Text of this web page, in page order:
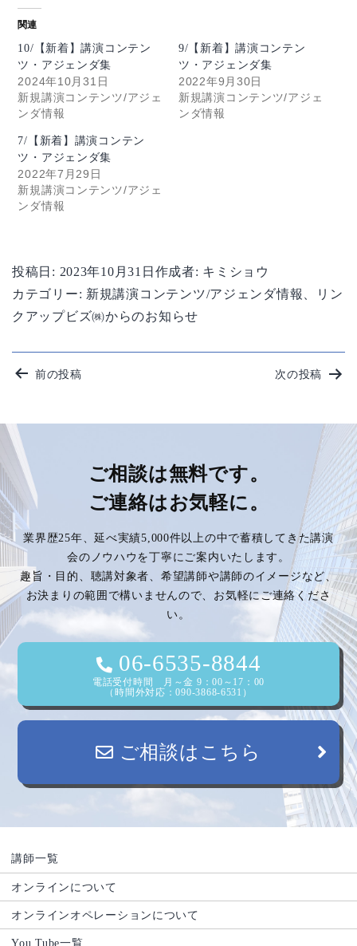
関連
10/【新着】講演コンテン
ツ・アジェンダ集
2024年10月31日
新規講演コンテンツ/アジェ
ンダ情報
9/【新着】講演コンテン
ツ・アジェンダ集
2022年9月30日
新規講演コンテンツ/アジェ
ンダ情報
7/【新着】講演コンテン
ツ・アジェンダ集
2022年7月29日
新規講演コンテンツ/アジェ
ンダ情報
投稿日: 2023年10月31日 作成者: キミショウ
カテゴリー: 新規講演コンテンツ/アジェンダ情報
リン
クアップビズ㈱からのお知らせ
投
ナ
ビ
ゲ
ー
シ
ョ
ン
前の投稿 次の投稿
ご相談は無料です。
ご連絡はお気軽に。
業界歴25年、延べ実績5,000件以上の中で蓄積してきた講演
会のノウハウを丁寧にご案内いたします。
趣旨・目的、聴講対象者、希望講師や講師のイメージなど、
お決まりの範囲で構いませんので、お気軽にご連絡くださ
い。
06-6535-8844
電話受付時間 月～金 9：00～17：00
（時間外対応：090-3868-6531）
ご相談はこちら
講師一覧
オンラインについて
オンラインオペレーションについて
You Tube一覧